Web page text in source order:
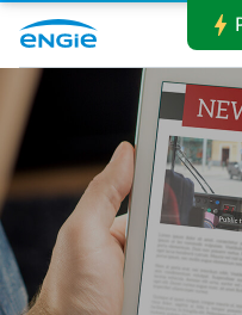
bolt